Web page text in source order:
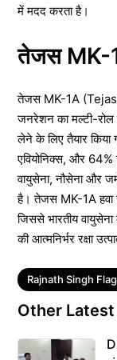
में मदद करता है।
तेजस MK-
तेजस MK-1A (Tejas
जनरेशन का मल्टी-
लेने के लिए तैयार किया
एवियोनिक्स, और
वायुसेना, नौसेना और
है। तेजस MK-1A हवा
जिससे भारतीय वायुसेना
की आत्मनिर्भर रक्षा
Tags
Rajnath Singh
Other